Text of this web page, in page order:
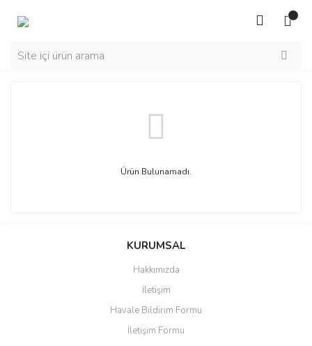
Ürün Bulunamadı.
KURUMSAL
Hakkımızda
İletişim
Havale Bildirim Formu
İletişim Formu